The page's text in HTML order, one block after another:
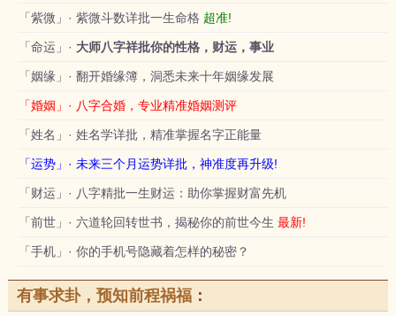
「紫微」· 紫微斗数详批一生命格 超准!
「命运」· 大师八字祥批你的性格，财运，事业
「姻缘」· 翻开婚缘簿，洞悉未来十年姻缘发展
「婚姻」· 八字合婚，专业精准婚姻测评
「姓名」· 姓名学详批，精准掌握名字正能量
「运势」· 未来三个月运势详批，神准度再升级!
「财运」· 八字精批一生财运：助你掌握财富先机
「前世」· 六道轮回转世书，揭秘你的前世今生 最新!
「手机」· 你的手机号隐藏着怎样的秘密？
有事求卦，预知前程祸福：